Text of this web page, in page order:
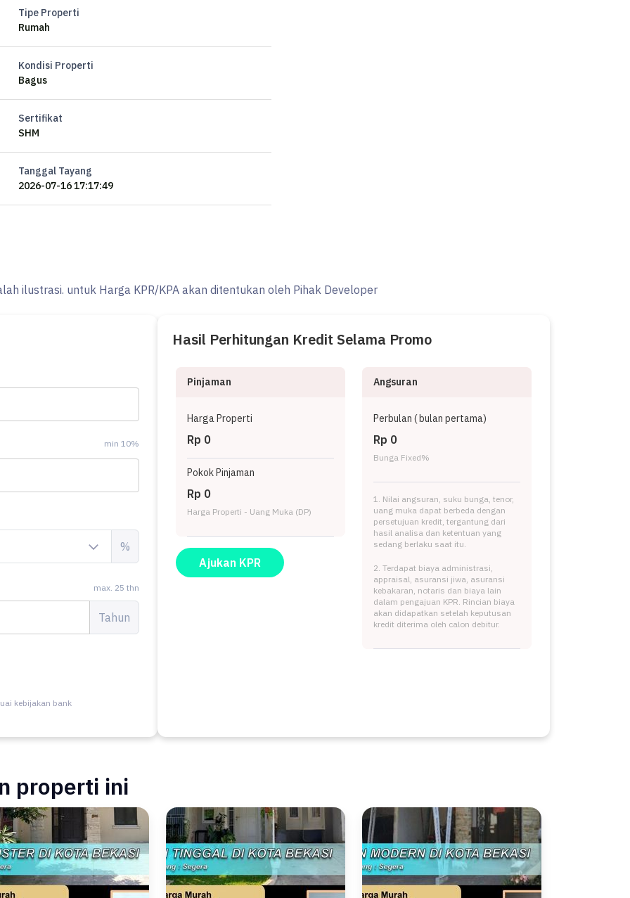
menambah daya tarik dan estetika properti ini. Rumah ini
akses Anda ke fasilitas-fasilitas utama dan
ini siap menjadi milik Anda!
saat properti eksklusif ini milik Anda.
Tipe Properti
Rumah
Kondisi Properti
Bagus
Sertifikat
SHM
Tanggal Tayang
2026-07-16 17:17:49
ilustrasi. untuk Harga KPR/KPA akan ditentukan oleh Pihak Developer
min 10%
%
max. 25 thn
Tahun
kebijakan bank
Hasil Perhitungan Kredit Selama Promo
Pinjaman
Harga Properti
Rp 0
Pokok Pinjaman
Rp 0
Harga Properti - Uang Muka (DP)
Ajukan KPR
Angsuran
Perbulan (bulan pertama)
Rp 0
Bunga Fixed%
1. Nilai angsuran, suku bunga, tenor,
uang muka dapat berbeda dengan
persetujuan kredit, tergantung dari
hasil analisa dan ketentuan yang
sedang berlaku saat itu.
2. Terdapat biaya administrasi,
appraisal, asuransi jiwa, asuransi
kebakaran, notaris dan biaya lain
dalam pengajuan KPR. Rincian biaya
akan didapatkan setelah keputusan
kredit diterima oleh calon debitur.
properti ini